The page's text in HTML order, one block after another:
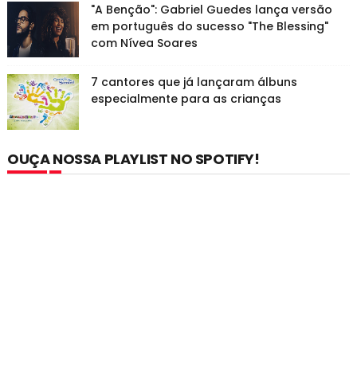
"A Benção": Gabriel Guedes lança versão
em português do sucesso "The Blessing"
com Nívea Soares
7 cantores que já lançaram álbuns
especialmente para as crianças
OUÇA NOSSA PLAYLIST NO SPOTIFY!